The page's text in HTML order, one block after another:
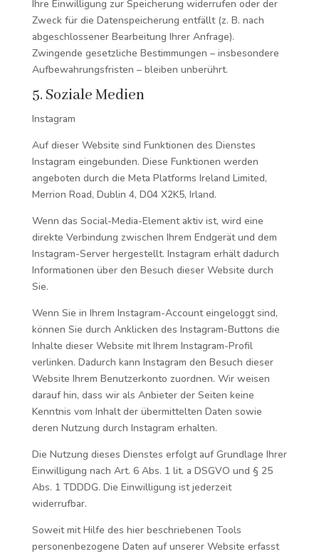
Ihre Einwilligung zur Speicherung widerrufen oder der
Zweck für die Datenspeicherung entfällt (z. B. nach
abgeschlossener Bearbeitung Ihrer Anfrage).
Zwingende gesetzliche Bestimmungen – insbesondere
Aufbewahrungsfristen – bleiben unberührt.
5. Soziale Medien
Instagram
Auf dieser Website sind Funktionen des Dienstes
Instagram eingebunden. Diese Funktionen werden
angeboten durch die Meta Platforms Ireland Limited,
Merrion Road, Dublin 4, D04 X2K5, Irland.
Wenn das Social-Media-Element aktiv ist, wird eine
direkte Verbindung zwischen Ihrem Endgerät und dem
Instagram-Server hergestellt. Instagram erhält dadurch
Informationen über den Besuch dieser Website durch
Sie.
Wenn Sie in Ihrem Instagram-Account eingeloggt sind,
können Sie durch Anklicken des Instagram-Buttons die
Inhalte dieser Website mit Ihrem Instagram-Profil
verlinken. Dadurch kann Instagram den Besuch dieser
Website Ihrem Benutzerkonto zuordnen. Wir weisen
darauf hin, dass wir als Anbieter der Seiten keine
Kenntnis vom Inhalt der übermittelten Daten sowie
deren Nutzung durch Instagram erhalten.
Die Nutzung dieses Dienstes erfolgt auf Grundlage Ihrer
Einwilligung nach Art. 6 Abs. 1 lit. a DSGVO und § 25
Abs. 1 TDDDG. Die Einwilligung ist jederzeit
widerrufbar.
Soweit mit Hilfe des hier beschriebenen Tools
personenbezogene Daten auf unserer Website erfasst